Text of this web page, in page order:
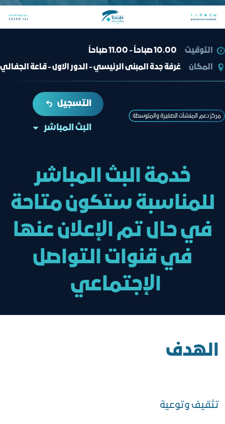
التوقيت
10.00 صباحاً - 11.00 صباحاً
المكان
غرفة جدة المبنى الرئيسي - الدور الاول - قاعة الجفالي
مركز دعم المنشآت الصغيرة والمتوسطة
التسجيل
البث المباشر
خدمة البث المباشر
للمناسبة ستكون متاحة
في حال تم الإعلان عنها
في قنوات التواصل
الإجتماعي
الهدف
تثقيف وتوعية